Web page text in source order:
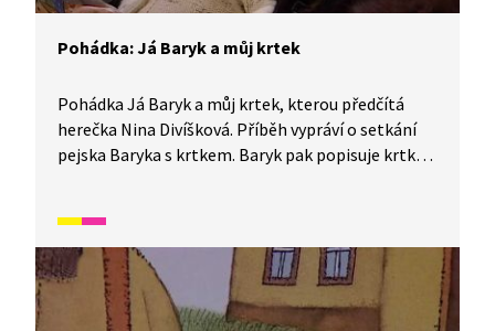
Pohádka: Já Baryk a můj krtek
Pohádka Já Baryk a můj krtek, kterou předčítá
herečka Nina Divíšková. Příběh vypráví o setkání
pejska Baryka s krtkem. Baryk pak popisuje krtkův